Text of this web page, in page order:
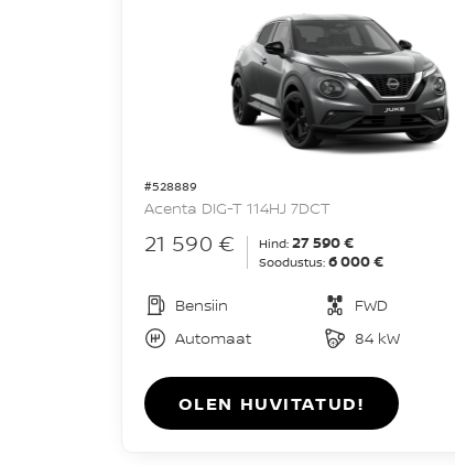
#528889
Acenta DIG-T 114HJ 7DCT
21 590 € Hind: 27 590 €
Soodustus: 6 000 €
Bensiin
FWD
Automaat
84 kW
OLEN HUVITATUD!